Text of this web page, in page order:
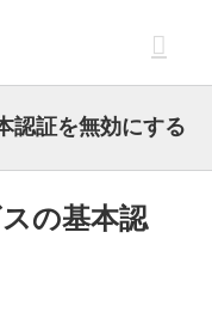
認証を無効にする
の基本認